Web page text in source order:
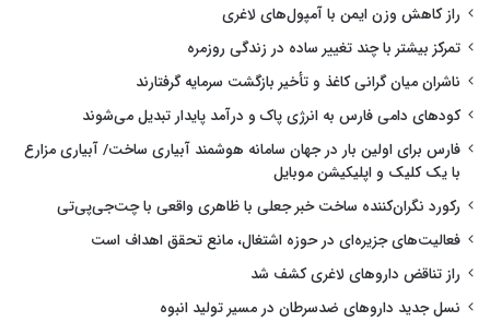
راز کاهش وزن ایمن با آمپول‌های لاغری
تمرکز بیشتر با چند تغییر ساده در زندگی روزمره
ناشران میان گرانی کاغذ و تأخیر بازگشت سرمایه گرفتارند
کودهای دامی فارس به انرژی پاک و درآمد پایدار تبدیل می‌شوند
فارس برای اولین بار در جهان سامانه هوشمند آبیاری ساخت/ آبیاری مزارع
با یک کلیک و اپلیکیشن موبایل
رکورد نگران‌کننده ساخت خبر جعلی با ظاهری واقعی با چت‌جی‌پی‌تی
فعالیت‌های جزیره‌ای در حوزه اشتغال، مانع تحقق اهداف است
راز تناقض داروهای لاغری کشف شد
نسل جدید داروهای ضدسرطان در مسیر تولید انبوه